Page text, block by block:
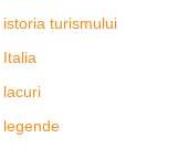
istoria turismului
Italia
lacuri
legende